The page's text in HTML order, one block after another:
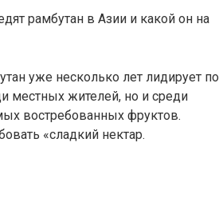
рамбутан в Азии и какой он на
уже несколько лет лидирует по
местных жителей, но и среди
востребованных фруктов.
«сладкий нектар.